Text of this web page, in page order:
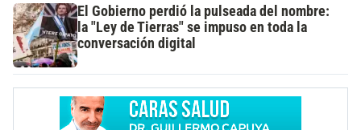
El Gobierno perdió la pulseada del nombre:
la "Ley de Tierras" se impuso en toda la
conversación digital